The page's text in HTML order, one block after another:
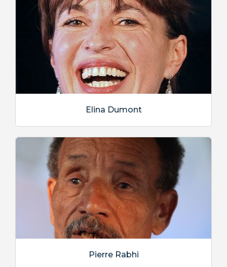
Elina Dumont
Pierre Rabhi